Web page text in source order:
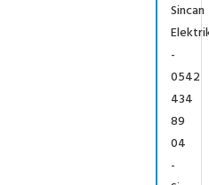
Sincan
-
0542
434
89
04
-